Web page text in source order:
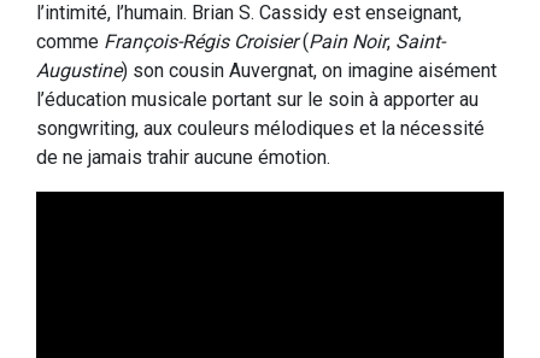
l’intimité, l’humain. Brian S. Cassidy est enseignant,
comme François-Régis Croisier(Pain Noir, Saint-
Augustine) son cousin Auvergnat, on imagine aisément
l’éducation musicale portant sur le soin à apporter au
songwriting, aux couleurs mélodiques et la nécessité
de ne jamais trahir aucune émotion.